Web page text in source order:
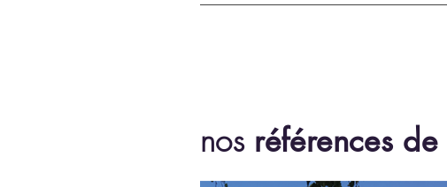
nos références de